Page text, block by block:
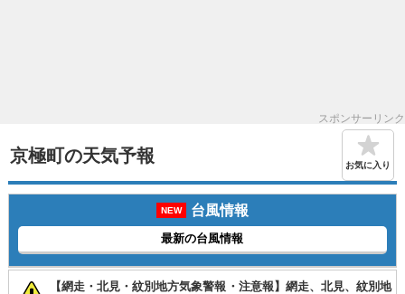
スポンサーリンク
京極町の天気予報 お気に入り
NEW 台風情報
最新の台風情報
【網走・北見・紋別地方気象警報・注意報】網走、北見、紋別地